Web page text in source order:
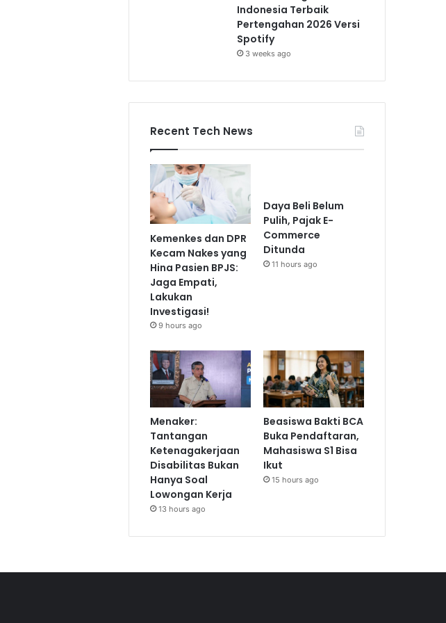
Indonesia Terbaik
Pertengahan 2026 Versi
Spotify
3 weeks ago
Recent Tech News
Kemenkes dan DPR
Kecam Nakes yang
Hina Pasien BPJS:
Jaga Empati,
Lakukan
Investigasi!
9 hours ago
Daya Beli Belum
Pulih, Pajak E-
Commerce
Ditunda
11 hours ago
Menaker:
Tantangan
Ketenagakerjaan
Disabilitas Bukan
Hanya Soal
Lowongan Kerja
13 hours ago
Beasiswa Bakti BCA
Buka Pendaftaran,
Mahasiswa S1 Bisa
Ikut
15 hours ago